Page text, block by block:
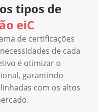
tipos de
eiC
de certificações
de cada
é otimizar o
garantindo
com os altos